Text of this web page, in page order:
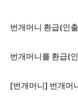
번개머니 환급(인
번개머니를 환급(
[번개머니] 번개머